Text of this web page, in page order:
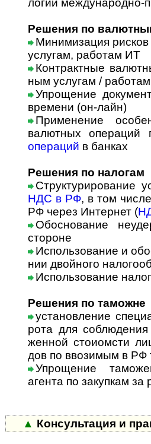
ло­гии международно-
Решения по
Минимизация
услугам, работам ИТ
Контрактные
ным услугам /
Упрощение
времени (он-лайн)
Применение
валютных операций
операций в банках
Решения по налогам
Структурирование
НДС в РФ, в том
РФ через Интернет (
Обоснование
стороне
Использование и
нии двой­но­го
Использование
Решения по таможне
установление
ро­та для
жен­ной сто­и­омс­ти
дов по ввозимым в РФ
Упрощение
аген­та по закупкам за
▲ Консультация и